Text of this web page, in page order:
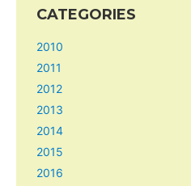
CATEGORIES
2010
2011
2012
2013
2014
2015
2016